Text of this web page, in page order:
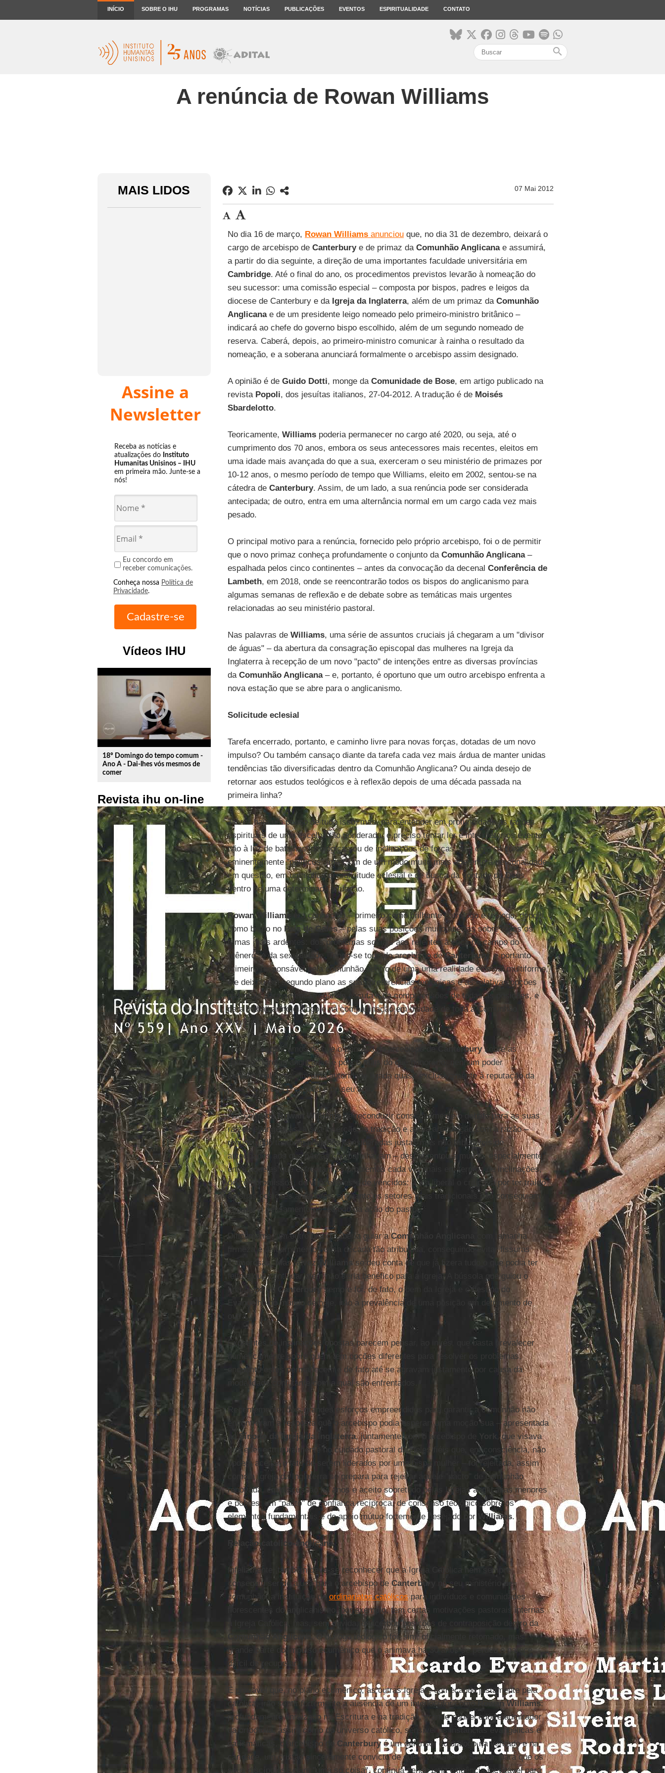
INÍCIO SOBRE O IHU PROGRAMAS NOTÍCIAS PUBLICAÇÕES EVENTOS ESPIRITUALIDADE CONTATO
search
A renúncia de Rowan Williams
MAIS LIDOS
Assine a
Newsletter
Receba as notícias e
atualizações do Instituto
Humanitas Unisinos – IHU
em primeira mão. Junte-se a
nós!
Eu concordo em
receber comunicações.
Conheça nossa Política de
Privacidade.
Vídeos IHU
play_circle_outline
18º Domingo do tempo comum -
Ano A - Dai-lhes vós mesmos de
comer
Revista ihu on-line
07 Mai 2012
No dia 16 de março, Rowan Williams anunciouque, no dia 31 de dezembro, deixará o
cargo de arcebispo de Canterbury e de primaz da Comunhão Anglicana e assumirá,
a partir do dia seguinte, a direção de uma importantes faculdade universitária em
Cambridge. Até o final do ano, os procedimentos previstos levarão à nomeação do
seu sucessor: uma comissão especial – composta por bispos, padres e leigos da
diocese de Canterbury e da Igreja da Inglaterra, além de um primaz da Comunhão
Anglicana e de um presidente leigo nomeado pelo primeiro-ministro britânico –
indicará ao chefe do governo bispo escolhido, além de um segundo nomeado de
reserva. Caberá, depois, ao primeiro-ministro comunicar à rainha o resultado da
nomeação, e a soberana anunciará formalmente o arcebispo assim designado.
A opinião é de Guido Dotti, monge da Comunidade de Bose, em artigo publicado na
revista Popoli, dos jesuítas italianos, 27-04-2012. A tradução é de Moisés
Sbardelotto.
Teoricamente, Williams poderia permanecer no cargo até 2020, ou seja, até o
cumprimento dos 70 anos, embora os seus antecessores mais recentes, eleitos em
uma idade mais avançada do que a sua, exerceram o seu ministério de primazes por
10-12 anos, o mesmo período de tempo que Williams, eleito em 2002, sentou-se na
cátedra de Canterbury. Assim, de um lado, a sua renúncia pode ser considerada
antecipada; de outro, entra em uma alternância normal em um cargo cada vez mais
pesado.
O principal motivo para a renúncia, fornecido pelo próprio arcebispo, foi o de permitir
que o novo primaz conheça profundamente o conjunto da Comunhão Anglicana –
espalhada pelos cinco continentes – antes da convocação da decenal Conferência de
Lambeth, em 2018, onde se reencontrarão todos os bispos do anglicanismo para
algumas semanas de reflexão e de debate sobre as temáticas mais urgentes
relacionadas ao seu ministério pastoral.
Nas palavras de Williams, uma série de assuntos cruciais já chegaram a um "divisor
de águas" – da abertura da consagração episcopal das mulheres na Igreja da
Inglaterra à recepção de um novo "pacto" de intenções entre as diversas províncias
da Comunhão Anglicana – e, portanto, é oportuno que um outro arcebispo enfrenta a
nova estação que se abre para o anglicanismo.
Solicitude eclesial
Tarefa encerrado, portanto, e caminho livre para novas forças, dotadas de um novo
impulso? Ou também cansaço diante da tarefa cada vez mais árdua de manter unidas
tendências tão diversificadas dentro da Comunhão Anglicana? Ou ainda desejo de
retornar aos estudos teológicos e à reflexão depois de uma década passada na
primeira linha?
Talvez haja um pouco de tudo isso, mas, para entender em profundidade as razões
espirituais de uma escolha tão ponderada, é preciso tentar ler e interpretar os eventos
não à luz de batalhas ideológicas ou de inclinações de forças, não com cálculos
eminentemente "políticos", mas sim de um modo muito mais aderente à personalidade
em questão, em uma ótica de solicitude eclesial e de busca da vontade de Deus
dentro de uma determinada situação.
Rowan Williams era conhecido – primeiro como brilhante patrólogo e teólogo, depois
como bispo no País de Gales– pelas suas posições muito abertas sobre todos os
temas mais ardentes: dos problemas sociais aos refentes à ética no campo do
"gênero" e da sexualidade. Tendo-se tornado arcebispo deCanterbury, e portanto
primeiro responsável pela comunhão dentro de uma uma realidade eclesial multiforme,
ele deixou em segundo plano as suas preferências teológicas e as relativas opções
pastorais para se encarregar da escuta e da compreensões de todas as posições, e
para trabalhar no diálogo e na compaginação em unidade de toda a Comunhão
Anglicana.
Não nos esqueçamos de que o primado do arcebispo de Canterburysobre as
diversas Igrejas anglicanas é pouco mais do que honorário: nenhum poder
jurisdicional, mas sim uma autoridade ligada quase exclusivamente à reputação da
pessoa, da sua pregação e do seu agir.
A escolha deRowan Williamsde reconduzir constantemente o debate para as suas
raízes evangélicas, a sua inserção na tradição e a sua articulação com a razão –
renunciando também posições consideradas justas mas não tributáveis de
autoridades aos que não as compartilhavam – descontentou a muitos, especialmente
entre aqueles que enfrentam os problemas cada vez mais em termos de inclinações,
de compromissos, de vencedores e de vencidos: a ala liberal o criticava por ter traído
as suas posições anteriores, enquanto os setores mais tradicionais não conseguiam
separar o pensamento do teólogo da ação do pastor.
Dificilmente, um outro bispo saberia guiar aComunhão Anglicana
com tamanha
firmeza e discernimento nessa década tão atribulada, conseguindo evitar fissuras
clamorosas. Mas talvezWilliamsse deu conta de que já fizera tudo o que podia ter
feito e que continuar além não seria benéfico para a Igreja. A bússola que guiou o
arcebispo de Canterburysempre foi, de fato, o bem da Igreja e o destino do
Evangelho no mundo de hoje, não a prevalência de uma posição em detrimento de
outra.
Expoentes de inclinações opostas parecem pensar, ao invés, que basta prevalecer
numericamente sobre quem tem opções diferentes para resolver os problemas,
enquanto estes permanecem e de fato até se agravam justamente por causa da
modalidade conflitante com a qual são enfrentados.
Recentemente, dois grandes esforços empreendidos para garantir a comunhão não
encontraram a resposta que o arcebispo podia esperar: uma moção sua – apresentada
ao Sínodo da Igreja da Inglaterra, juntamente com o arcebispo de
, que visava
proceder estruturalmente no cuidado pastoral daqueles fiéis que, em consciência, não
podem aceitar o fato de serem liderados por uma bispa mulher – foi rejeitada, assim
como a Igreja da Inglaterra se prepara para rejeitar aquele "pacto" de comunhão
renovada, em discussão há anos e aceito sobretudo pelas Igrejas anglicanas menores
e pobres: um "pacto" de confiança recíproca, de consenso teológico sobre os
elementos fundamentais e de apoio mútuo fortemente desejado por
Williams.
Relação católico-anglicana
Infelizmente, também deve-se reconhecer que a Igreja Católica nem sempre
conseguiu ser de ajuda para o arcebispo deCanterbury
no seu ministério de
comunhão: a instituição de ordinariatos católicospara indivíduos e comunidades
florescentes do anglicanismo, por exemplo, tem certas motivações pastorais internas
à Igreja Católica, mas, sem dúvida, exacerbou posições de contraposição dentro da
Comunhão Anglicana
. O diálogo teológico foi, sim, oficialmente retomado, mas
grande parte do impulso ecumênico que o animava há 30 anos se perdeu e parece
difícil de recuperar.
É provável que, no plano ecumênico, as outras Igrejas, começando justamente pela
católica, irão sentir fortemente a ausência de um interlocutor como Rowan Williams:
profundamente enraizado na Escritura e na tradição, grande conhecedor e admirador
da ortodoxia, assim como do universo católico, sensível às instâncias evangélicas e
carismáticas, o arcebispo de Canterburyé um defensor do diálogo na verdade e na
caridade, um cristão sinceramente convicto de que a vontade do Senhor, para que os
seus discípulos sejam "uma só coisa", continua sendo uma exigência inevitável para